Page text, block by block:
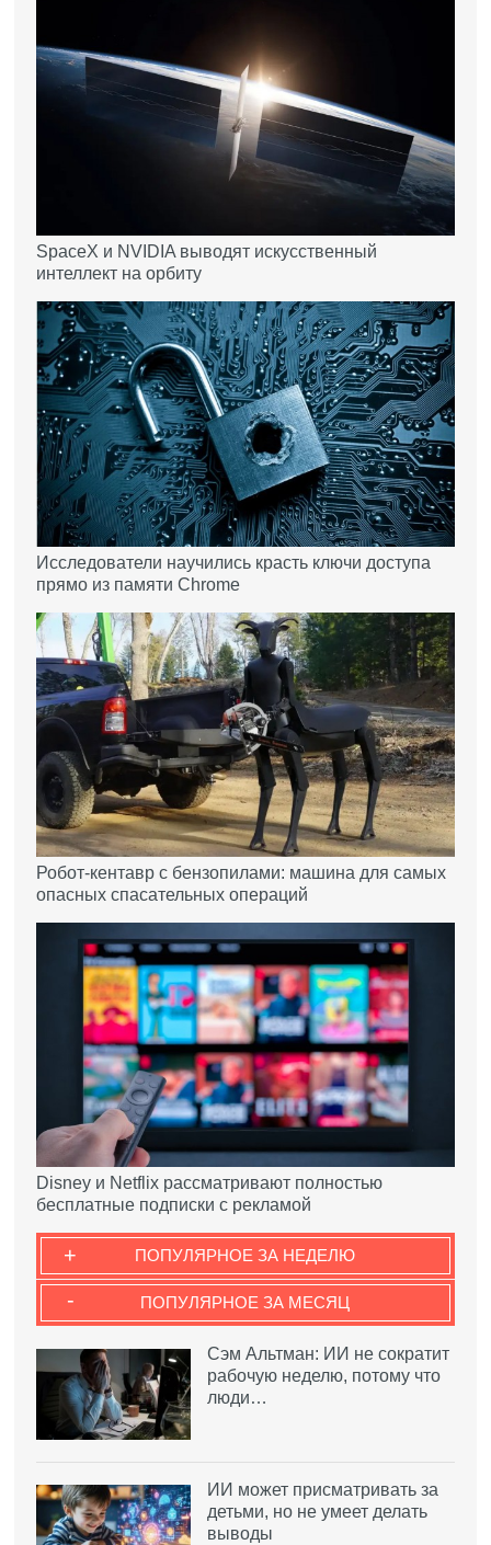
SpaceX и NVIDIA выводят искусственный
интеллект на орбиту
Исследователи научились красть ключи доступа
прямо из памяти Chrome
Робот-кентавр с бензопилами: машина для самых
опасных спасательных операций
Disney и Netflix рассматривают полностью
бесплатные подписки с рекламой
ПОПУЛЯРНОЕ ЗА НЕДЕЛЮ
+
ПОПУЛЯРНОЕ ЗА МЕСЯЦ
-
Сэм Альтман: ИИ не сократит
рабочую неделю, потому что
люди…
ИИ может присматривать за
детьми, но не умеет делать
выводы